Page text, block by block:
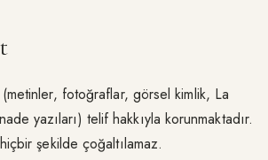
fotoğraflar, görsel kimlik, La
yazıları) telif hakkıyla korunmaktadır.
şekilde çoğaltılamaz.